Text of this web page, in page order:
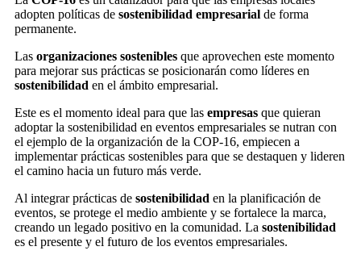
adopten políticas de sostenibilidad empresarial de forma
permanente.
Las organizaciones sostenibles que aprovechen este momento
para mejorar sus prácticas se posicionarán como líderes en
sostenibilidad en el ámbito empresarial.
Este es el momento ideal para que las empresas que quieran
adoptar la sostenibilidad en eventos empresariales se nutran con
el ejemplo de la organización de la COP-16, empiecen a
implementar prácticas sostenibles para que se destaquen y lideren
el camino hacia un futuro más verde.
Al integrar prácticas de sostenibilidad en la planificación de
eventos, se protege el medio ambiente y se fortalece la marca,
creando un legado positivo en la comunidad. La sostenibilidad
es el presente y el futuro de los eventos empresariales.